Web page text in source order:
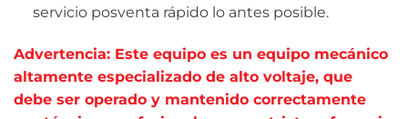
servicio posventa rápido lo antes posible.
Advertencia: Este equipo es un equipo mecánico
altamente especializado de alto voltaje, que
debe ser operado y mantenido correctamente